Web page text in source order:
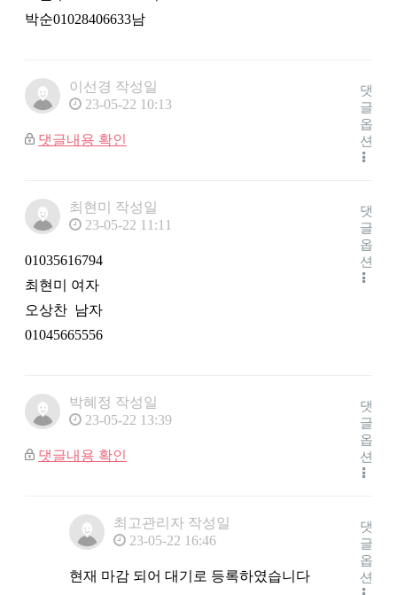
박순01028406633남
이선경 작성일
23-05-22 10:13
댓글내용 확인
댓
글
옵
션
최현미
작성일
23-05-22 11:11
01035616794
최현미 여자
오상찬 남자
01045665556
댓
글
옵
션
박혜정 작성일
23-05-22 13:39
댓글내용 확인
댓
글
옵
션
최고관리자 작성일
23-05-22 16:46
현재 마감 되어 대기로 등록하였습니다
댓
글
옵
션